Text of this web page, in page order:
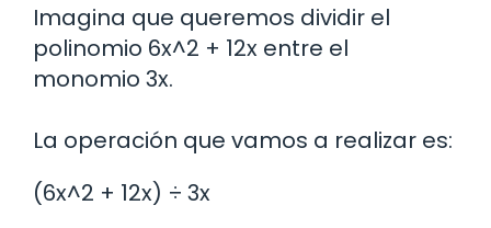
Imagina que queremos dividir el
polinomio 6x^2 + 12x entre el
monomio 3x.
La operación que vamos a realizar es:
(6x^2 + 12x) ÷ 3x